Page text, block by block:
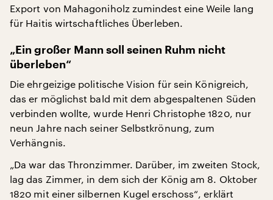
Export von Mahagoniholz zumindest eine Weile lang
für Haitis wirtschaftliches Überleben.
„Ein großer Mann soll seinen Ruhm nicht
überleben“
Die ehrgeizige politische Vision für sein Königreich,
das er möglichst bald mit dem abgespaltenen Süden
verbinden wollte, wurde Henri Christophe 1820, nur
neun Jahre nach seiner Selbstkrönung, zum
Verhängnis.
„Da war das Thronzimmer. Darüber, im zweiten Stock,
lag das Zimmer, in dem sich der König am 8. Oktober
1820 mit einer silbernen Kugel erschoss“, erklärt